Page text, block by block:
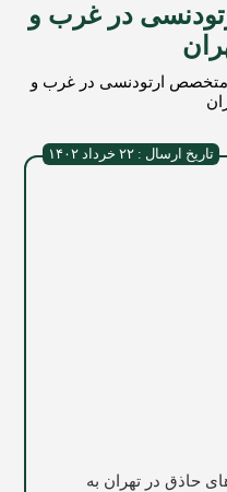
ارتودنسی در غرب و
معرفی 10 متخصص ارتودنسی در غرب و
تاریخ ارسال : ۲۲ خرداد ۱۴۰۲
حاذق در تهران به